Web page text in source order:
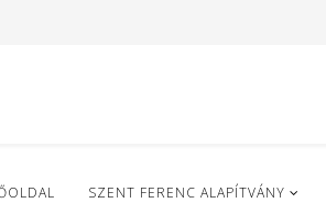
SZENT FERENC ALAPÍTVÁNY